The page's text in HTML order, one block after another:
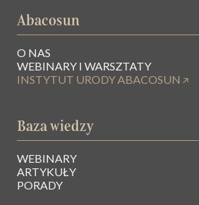
Baza wiedzy
WEBINARY
ARTYKUŁY
PORADY
Abacosun
O NAS
WEBINARY I WARSZTATY
INSTYTUT URODY ABACOSUN